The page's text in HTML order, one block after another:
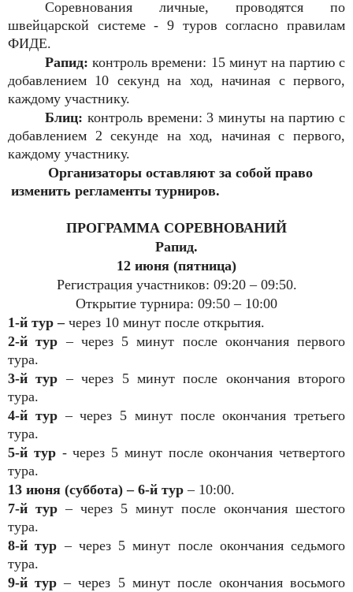
Соревнования личные, проводятся по
швейцарской системе - 9 туров согласно правилам
ФИДЕ.
Рапид: контроль времени: 15 минут на партию с
добавлением 10 секунд на ход, начиная с первого,
каждому участнику.
Блиц: контроль времени: 3 минуты на партию с
добавлением 2 секунде на ход, начиная с первого,
каждому участнику.
Организаторы оставляют за собой право
изменить регламенты турниров.
ПРОГРАММА СОРЕВНОВАНИЙ
Рапид.
12 июня (пятница)
Регистрация участников: 09:20 – 09:50.
Открытие турнира: 09:50 – 10:00
1-й тур – через 10 минут после открытия.
2-й тур – через 5 минут после окончания первого
тура.
3-й тур – через 5 минут после окончания второго
тура.
4-й тур– через 5 минут после окончания третьего
тура.
5-й тур- через 5 минут после окончания четвертого
тура.
13 июня (суббота) – 6-й тур – 10:00.
7-й тур – через 5 минут после окончания шестого
тура.
8-й тур – через 5 минут после окончания седьмого
тура.
9-й тур – через 5 минут после окончания восьмого